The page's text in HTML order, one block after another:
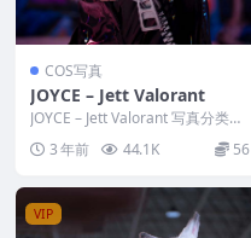
COS写真
JOYCE – Jett Valorant
JOYCE – Jett Valorant 写真分类：
3 年前 44.1K 56
VIP